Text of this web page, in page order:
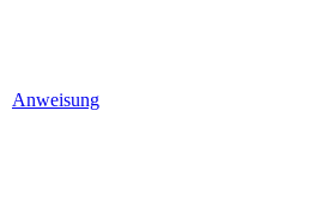
Anweisung